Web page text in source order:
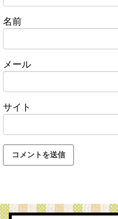
名前
メール
サイト